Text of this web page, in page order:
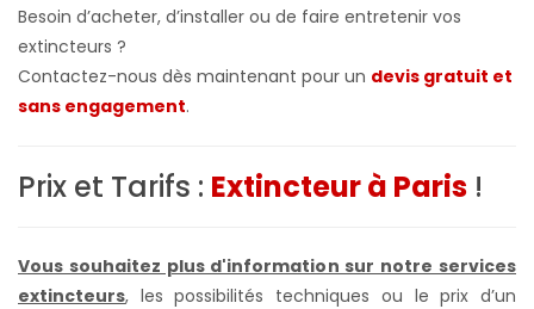
Besoin d’acheter, d’installer ou de faire entretenir vos
extincteurs ?
Contactez-nous dès maintenant pour un devis gratuit et
sans engagement.
Prix et Tarifs : Extincteur à Paris !
Vous souhaitez plus d'information sur notre services
extincteurs, les possibilités techniques ou le prix d’un